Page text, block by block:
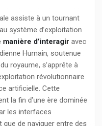
assiste à un tournant
système d’exploitation
d’interagir avec
Humain, soutenue
royaume, s’apprête à
révolutionnaire
artificielle. Cette
la fin d’une ère dominée
les interfaces
de naviguer entre des